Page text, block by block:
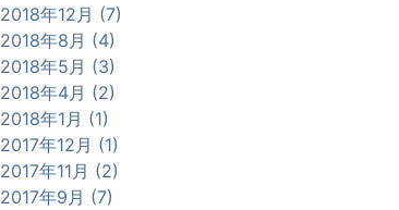
2018年12月 (7)
2018年8月 (4)
2018年5月 (3)
2018年4月 (2)
2018年1月 (1)
2017年12月 (1)
2017年11月 (2)
2017年9月 (7)